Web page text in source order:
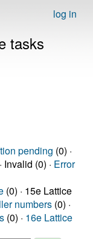
log in
tasks
pending (0) ·
Invalid (0) · Error
(0) · 15e Lattice
numbers (0) ·
(0) · 16e Lattice